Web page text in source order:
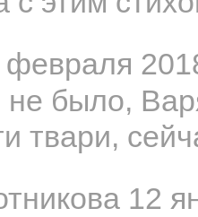
было,
твари,
12